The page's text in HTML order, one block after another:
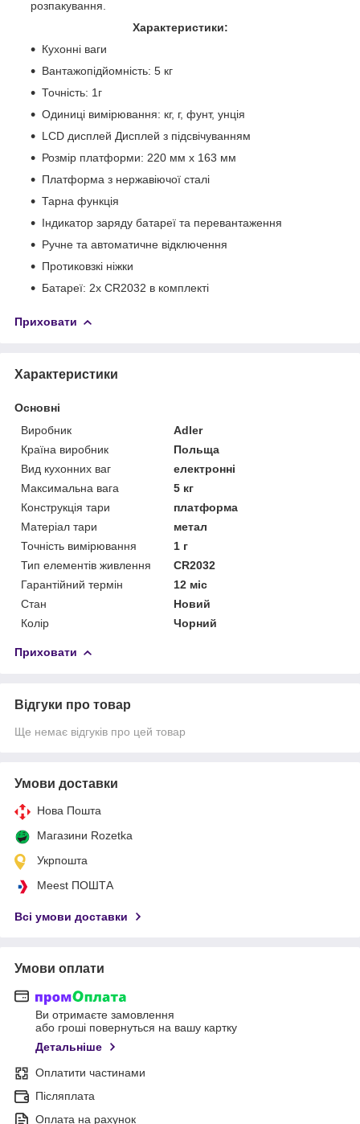
розпакування.
Характеристики:
Кухонні ваги
Вантажопідйомність: 5 кг
Точність: 1г
Одиниці вимірювання: кг, г, фунт, унція
LCD дисплей Дисплей з підсвічуванням
Розмір платформи: 220 мм х 163 мм
Платформа з нержавіючої сталі
Тарна функція
Індикатор заряду батареї та перевантаження
Ручне та автоматичне відключення
Протиковзкі ніжки
Батареї: 2x CR2032 в комплекті
Приховати
Характеристики
Основні
Виробник
Adler
Країна виробник
Польща
Вид кухонних ваг
електронні
Максимальна вага
5 кг
Конструкція тари
платформа
Матеріал тари
метал
Точність вимірювання
1 г
Тип елементів живлення
CR2032
Гарантійний термін
12 міс
Стан
Новий
Колір
Чорний
Приховати
Відгуки про товар
Ще немає відгуків про цей товар
Умови доставки
Нова Пошта
Магазини Rozetka
Укрпошта
Meest ПОШТА
Всі умови доставки
Умови оплати
Ви отримаєте замовлення
або гроші повернуться на вашу картку
Детальніше
Оплатити частинами
Післяплата
Оплата на рахунок